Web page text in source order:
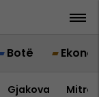
Botë
Gjakova